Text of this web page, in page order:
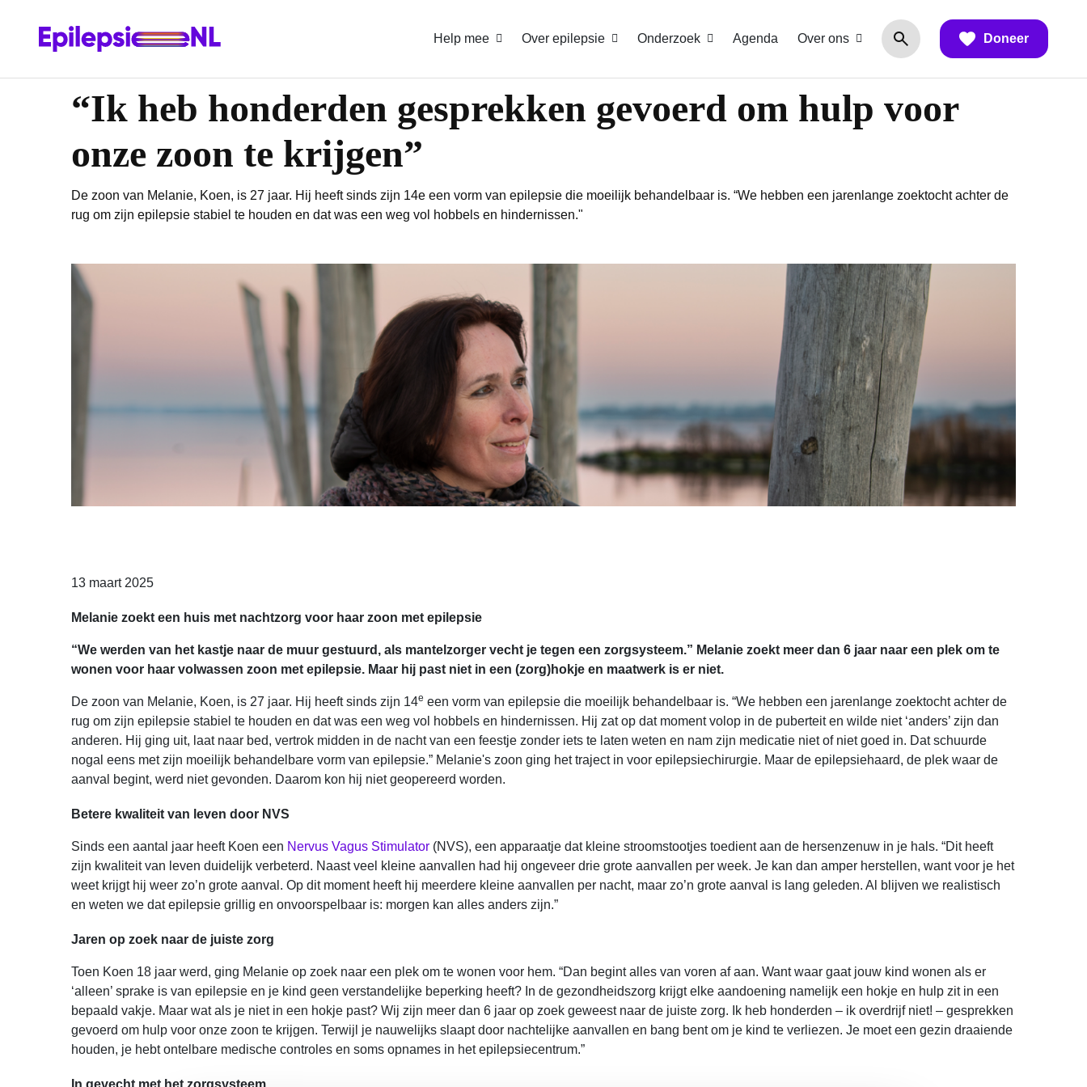
Help mee Over epilepsie Onderzoek Agenda Over ons Doneer
“Ik heb honderden gesprekken gevoerd om hulp voor
onze zoon te krijgen”
De zoon van Melanie, Koen, is 27 jaar. Hij heeft sinds zijn 14e een vorm van epilepsie die moeilijk behandelbaar is. “We hebben een jarenlange zoektocht achter de
rug om zijn epilepsie stabiel te houden en dat was een weg vol hobbels en hindernissen."
13 maart 2025
Melanie zoekt een huis met nachtzorg voor haar zoon met epilepsie
“We werden van het kastje naar de muur gestuurd, als mantelzorger vecht je tegen een zorgsysteem.” Melanie zoekt meer dan 6 jaar naar een plek om te
wonen voor haar volwassen zoon met epilepsie. Maar hij past niet in een (zorg)hokje en maatwerk is er niet.
De zoon van Melanie, Koen, is 27 jaar. Hij heeft sinds zijn 14e een vorm van epilepsie die moeilijk behandelbaar is. “We hebben een jarenlange zoektocht achter de
rug om zijn epilepsie stabiel te houden en dat was een weg vol hobbels en hindernissen. Hij zat op dat moment volop in de puberteit en wilde niet ‘anders’ zijn dan
anderen. Hij ging uit, laat naar bed, vertrok midden in de nacht van een feestje zonder iets te laten weten en nam zijn medicatie niet of niet goed in. Dat schuurde
nogal eens met zijn moeilijk behandelbare vorm van epilepsie.” Melanie's zoon ging het traject in voor epilepsiechirurgie. Maar de epilepsiehaard, de plek waar de
aanval begint, werd niet gevonden. Daarom kon hij niet geopereerd worden.
Betere kwaliteit van leven door NVS
Sinds een aantal jaar heeft Koen een Nervus Vagus Stimulator (NVS), een apparaatje dat kleine stroomstootjes toedient aan de hersenzenuw in je hals. “Dit heeft
zijn kwaliteit van leven duidelijk verbeterd. Naast veel kleine aanvallen had hij ongeveer drie grote aanvallen per week. Je kan dan amper herstellen, want voor je het
weet krijgt hij weer zo’n grote aanval. Op dit moment heeft hij meerdere kleine aanvallen per nacht, maar zo’n grote aanval is lang geleden. Al blijven we realistisch
en weten we dat epilepsie grillig en onvoorspelbaar is: morgen kan alles anders zijn.”
Jaren op zoek naar de juiste zorg
Toen Koen 18 jaar werd, ging Melanie op zoek naar een plek om te wonen voor hem. “Dan begint alles van voren af aan. Want waar gaat jouw kind wonen als er
‘alleen’ sprake is van epilepsie en je kind geen verstandelijke beperking heeft? In de gezondheidszorg krijgt elke aandoening namelijk een hokje en hulp zit in een
bepaald vakje. Maar wat als je niet in een hokje past? Wij zijn meer dan 6 jaar op zoek geweest naar de juiste zorg. Ik heb honderden – ik overdrijf niet! – gesprekken
gevoerd om hulp voor onze zoon te krijgen. Terwijl je nauwelijks slaapt door nachtelijke aanvallen en bang bent om je kind te verliezen. Je moet een gezin draaiende
houden, je hebt ontelbare medische controles en soms opnames in het epilepsiecentrum.”
In gevecht met het zorgsysteem